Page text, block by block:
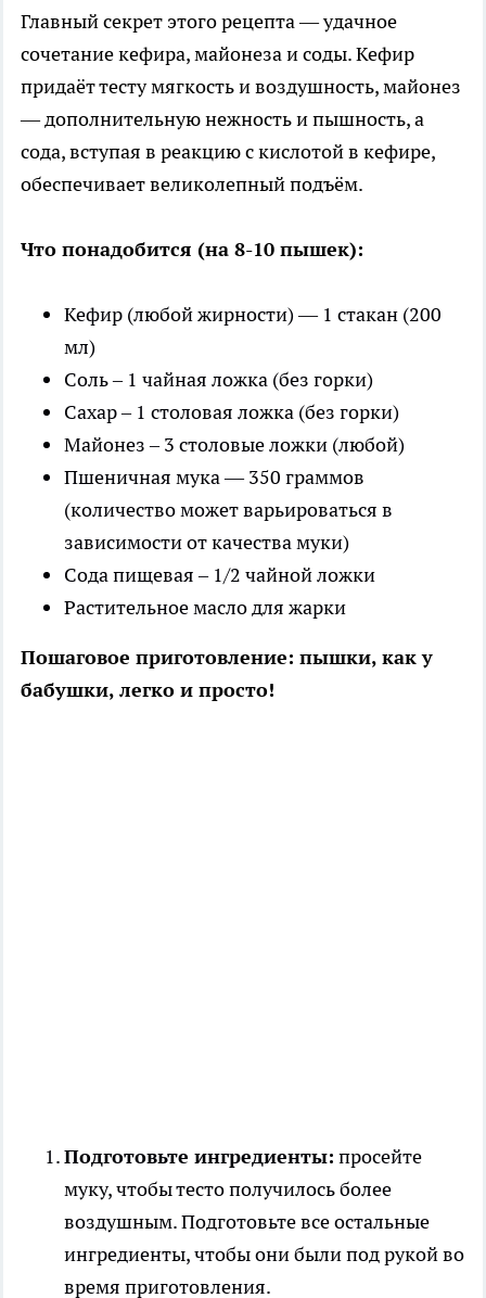
Главный секрет этого рецепта — удачное
сочетание кефира, майонеза и соды. Кефир
придаёт тесту мягкость и воздушность, майонез
— дополнительную нежность и пышность, а
сода, вступая в реакцию с кислотой в кефире,
обеспечивает великолепный подъём.
Что понадобится (на 8-10 пышек):
Кефир (любой жирности) — 1 стакан (200
мл)
Соль – 1 чайная ложка (без горки)
Сахар – 1 столовая ложка (без горки)
Майонез – 3 столовые ложки (любой)
Пшеничная мука — 350 граммов
(количество может варьироваться в
зависимости от качества муки)
Сода пищевая – 1/2 чайной ложки
Растительное масло для жарки
Пошаговое приготовление: пышки, как у
бабушки, легко и просто!
Подготовьте ингредиенты: просейте
муку, чтобы тесто получилось более
воздушным. Подготовьте все остальные
ингредиенты, чтобы они были под рукой во
время приготовления.